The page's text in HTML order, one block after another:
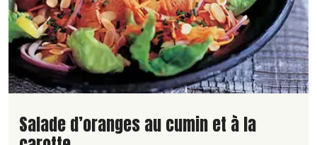
Lire la suite de la recette
Salade d’oranges au cumin et à la